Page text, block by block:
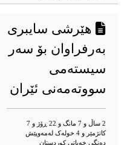
هێرشی سایبری
بەرفراوان بۆ سەر
سیستەمی
سووتەمەنی ئێران
2 ساڵ و 7 مانگ و 22 ڕۆژ و 7
کاتژمێر و 4 خوله‌ک له‌مه‌وپێش‌
دەنگی خەباتی کوردستان